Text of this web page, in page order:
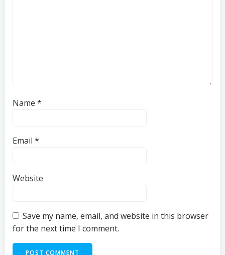
Name *
Email *
Website
Save my name, email, and website in this browser
for the next time I comment.